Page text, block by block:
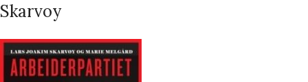
Skarvoy